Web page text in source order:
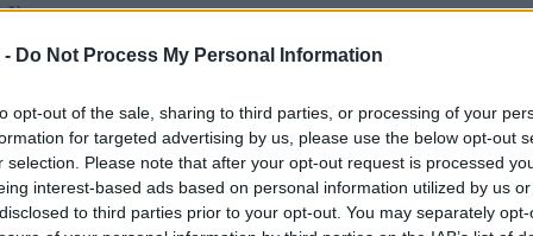
- Do Not Process My Personal Information
opt-out of the sale, sharing to third parties, or processing of your
for targeted advertising by us, please use the below opt-out
selection. Please note that after your opt-out request is processed
interest-based ads based on personal information utilized by us
to third parties prior to your opt-out. You may separately
Amikor a napsugarak elkezdik felmelegíteni a föld felszínét, ún. konvektív
magasságokba tudják emelni a légrészecskéket, Ún. termikek alakulnak ki.
termikek elérik a kicsapódási pontot, megindul a kondenzáció, és
vezet. Ezek a felhők az ún. cumulusok. A cumulusok kialakulásának kezdeti
Fehérek, kis függőleges kiterjedésűek, rendszerint csak 1-3 oktában takarják
Nyáron szinte minden nap megjelennek az égen, és mivel szoros
felszíni hatásokkal, ezért a talajadatokból az ún. Ferrel-formula segítségével
kiszámítható a felhőalapjuk: 120 x (T-Td) , ahol a T a felszíni hőmérséklet, Td a